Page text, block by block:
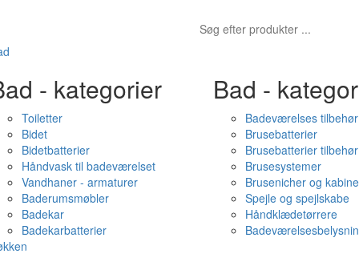
- kategorier
Toiletter
Bidet
Bidetbatterier
Håndvask til badeværelset
Vandhaner - armaturer
Baderumsmøbler
Badekar
Badekarbatterier
Bad -
Badeværelses tilbehør
Brusebatterier
Brusebatterier tilbehør
Brusesystemer
Brusenicher og
Spejle og spejlskabe
Håndklædetørrere